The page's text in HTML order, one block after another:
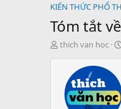
KIẾN THỨC PHỔ
Tóm tắt
T
thich van hoc